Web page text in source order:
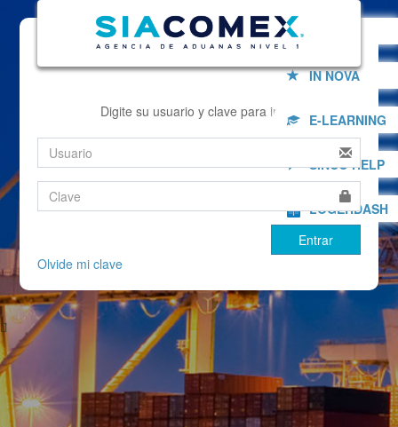
IN NOVA
E-LEARNING
SINCO HELP
LOGERDASH
Digite su usuario y clave para incial
Entrar
Olvide mi clave
